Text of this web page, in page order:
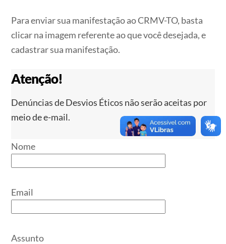
Para enviar sua manifestação ao CRMV-TO, basta
clicar na imagem referente ao que você desejada, e
cadastrar sua manifestação.
Atenção!
Denúncias de Desvios Éticos não serão aceitas por
meio de e-mail.
Nome
Email
Assunto